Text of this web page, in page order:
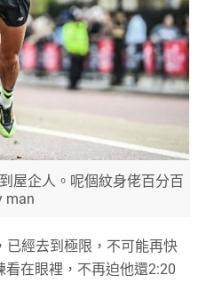
屋企人。呢個紋身佬百分百
man
已經去到極限，不可能再快
在眼裡，不再迫他還2:20